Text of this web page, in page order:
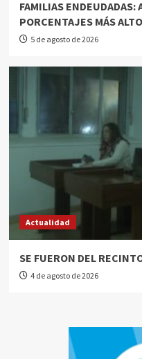
FAMILIAS ENDEUDADAS:
PORCENTAJES MÁS
5 de agosto de 2026
Actualidad
SE FUERON DEL
4 de agosto de 2026